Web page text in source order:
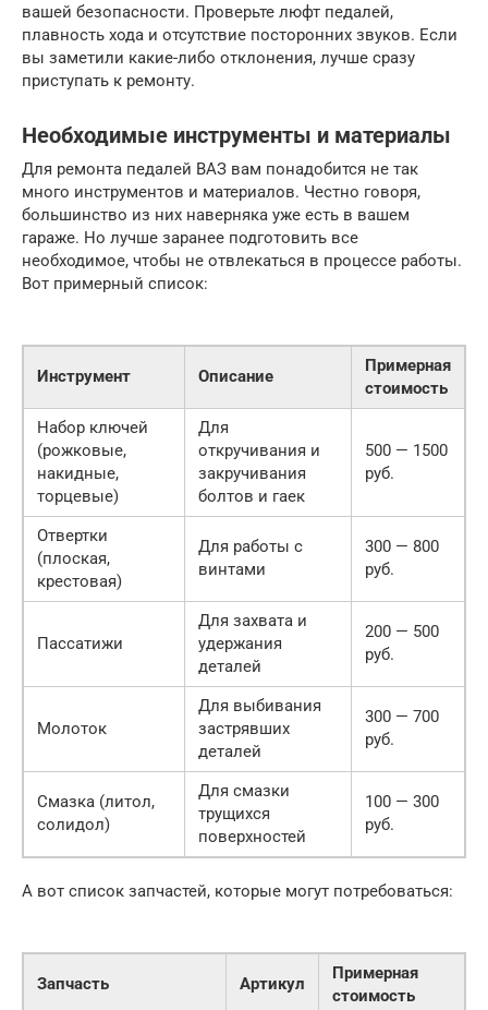
вашей безопасности. Проверьте люфт педалей,
плавность хода и отсутствие посторонних звуков. Если
вы заметили какие-либо отклонения, лучше сразу
приступать к ремонту.
Необходимые инструменты и материалы
Для ремонта педалей ВАЗ вам понадобится не так
много инструментов и материалов. Честно говоря,
большинство из них наверняка уже есть в вашем
гараже. Но лучше заранее подготовить все
необходимое, чтобы не отвлекаться в процессе работы.
Вот примерный список:
Инструмент Описание
Примерная
стоимость
Набор ключей
(рожковые,
накидные,
торцевые)
Для
откручивания и
закручивания
болтов и гаек
500 — 1500
руб.
Отвертки
(плоская,
крестовая)
Для работы с
винтами
300 — 800
руб.
Пассатижи
Для захвата и
удержания
деталей
200 — 500
руб.
Молоток
Для выбивания
застрявших
деталей
300 — 700
руб.
Смазка (литол,
солидол)
Для смазки
трущихся
поверхностей
100 — 300
руб.
А вот список запчастей, которые могут потребоваться:
Запчасть Артикул
Примерная
стоимость